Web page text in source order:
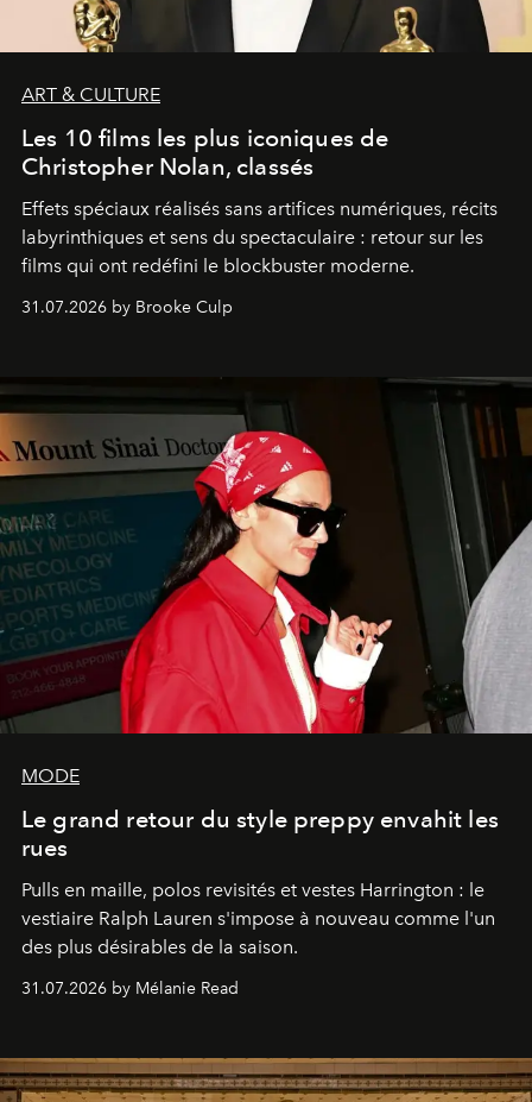
ART & CULTURE
Les 10 films les plus iconiques de
Christopher Nolan, classés
Effets spéciaux réalisés sans artifices numériques, récits
labyrinthiques et sens du spectaculaire : retour sur les
films qui ont redéfini le blockbuster moderne.
31.07.2026 by Brooke Culp
MODE
Le grand retour du style preppy envahit les
rues
Pulls en maille, polos revisités et vestes Harrington : le
vestiaire Ralph Lauren s'impose à nouveau comme l'un
des plus désirables de la saison.
31.07.2026 by Mélanie Read